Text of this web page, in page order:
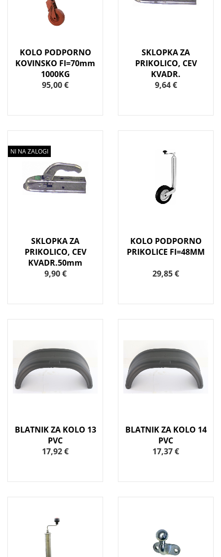
KOLO PODPORNO
KOVINSKO FI=70mm
1000KG
95,00 €
SKLOPKA ZA
PRIKOLICO, CEV
KVADR.
9,64 €
NI NA ZALOGI
SKLOPKA ZA
PRIKOLICO, CEV
KVADR.50mm
9,90 €
KOLO PODPORNO
PRIKOLICE FI=48MM
29,85 €
BLATNIK ZA KOLO 13
PVC
17,92 €
BLATNIK ZA KOLO 14
PVC
17,37 €